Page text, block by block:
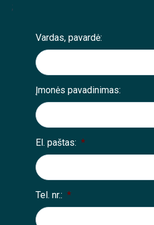
;
Vardas, pavardė:
Įmonės pavadinimas:
El. paštas: *
Tel. nr.: *